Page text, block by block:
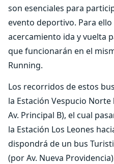
son esenciales para
evento deportivo. Para
acercamiento ida y vuelta
que funcionarán en el
Running.
Los recorridos de estos
la Estación Vespucio
Av. Principal B), el cual
la Estación Los Leones
dispondrá de un bus
(por Av. Nueva